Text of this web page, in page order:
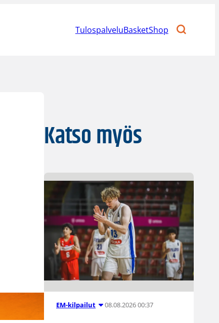
TulospalveluBasketShop
Katso myös
EM-kilpailut 08.08.2026 00:37